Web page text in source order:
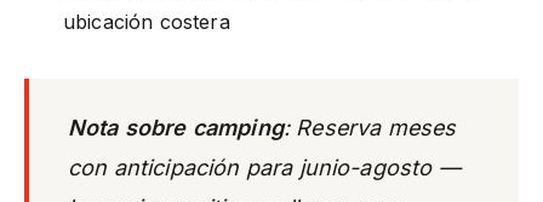
ubicación costera
Nota sobre camping: Reserva meses
con anticipación para junio-agosto —